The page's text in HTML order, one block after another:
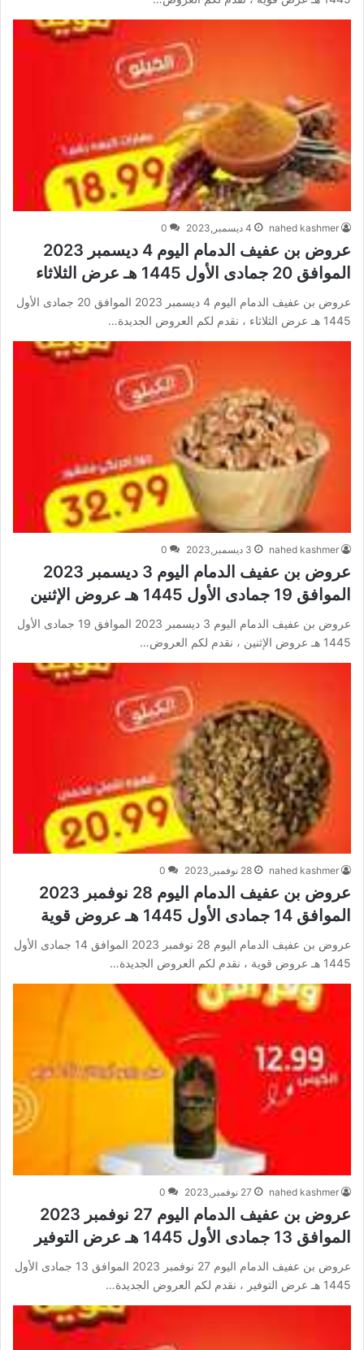
nahed kashmer 4 ديسمبر,2023 0
عروض بن عفيف الدمام اليوم 4 ديسمبر 2023
الموافق 20 جمادى الأول 1445 هـ عرض الثلاثاء
عروض بن عفيف الدمام اليوم 4 ديسمبر 2023 الموافق 20 جمادى الأول
1445 هـ عرض الثلاثاء ، نقدم لكم العروض الجديدة…
nahed kashmer 3 ديسمبر,2023 0
عروض بن عفيف الدمام اليوم 3 ديسمبر 2023
الموافق 19 جمادى الأول 1445 هـ عروض الإثنين
عروض بن عفيف الدمام اليوم 3 ديسمبر 2023 الموافق 19 جمادى الأول
1445 هـ عروض الإثنين ، نقدم لكم العروض…
nahed kashmer 28 نوفمبر,2023 0
عروض بن عفيف الدمام اليوم 28 نوفمبر 2023
الموافق 14 جمادى الأول 1445 هـ عروض قوية
عروض بن عفيف الدمام اليوم 28 نوفمبر 2023 الموافق 14 جمادى الأول
1445 هـ عروض قوية ، نقدم لكم العروض الجديدة…
nahed kashmer 27 نوفمبر,2023 0
عروض بن عفيف الدمام اليوم 27 نوفمبر 2023
الموافق 13 جمادى الأول 1445 هـ عرض التوفير
عروض بن عفيف الدمام اليوم 27 نوفمبر 2023 الموافق 13 جمادى الأول
1445 هـ عرض التوفير ، نقدم لكم العروض الجديدة…